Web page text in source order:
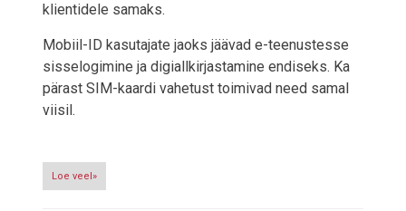
klientidele samaks.
Mobiil-ID kasutajate jaoks jäävad e-teenustesse
sisselogimine ja digiallkirjastamine endiseks. Ka
pärast SIM-kaardi vahetust toimivad need samal
viisil.
Loe veel»